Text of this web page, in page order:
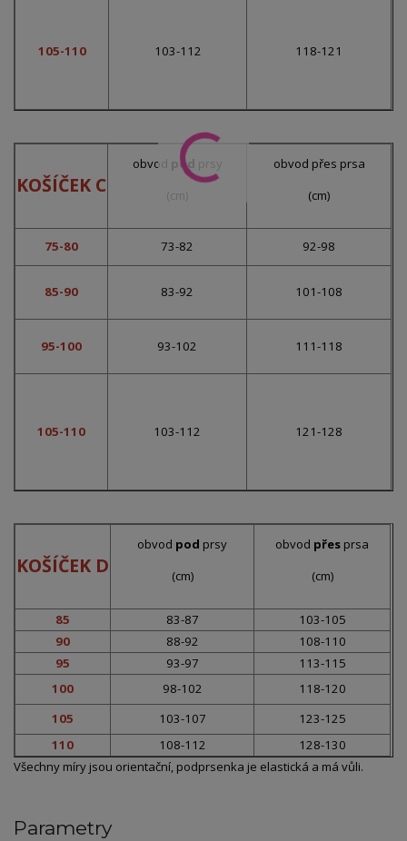
105-110 103-112 118-121
KOŠÍČEK C
obvod pod prsy
(cm)
obvod přes prsa
(cm)
75-80 73-82 92-98
85-90 83-92 101-108
95-100 93-102 111-118
105-110 103-112 121-128
KOŠÍČEK D
obvod pod prsy
(cm)
obvod přes prsa
(cm)
85 83-87
103-105
90
88-92
108-110
95
93-97
113-115
100
98-102
118-120
105
103-107
123-125
110
108-112
128-130
Všechny míry jsou orientační, podprsenka je elastická a má vůli.
Parametry